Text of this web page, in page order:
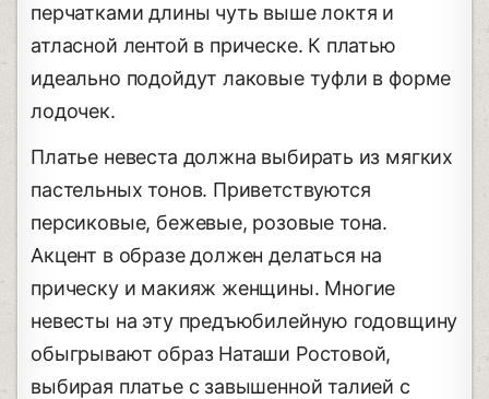
перчатками длины чуть выше локтя и
атласной лентой в прическе. К платью
идеально подойдут лаковые туфли в форме
лодочек.
Платье невеста должна выбирать из мягких
пастельных тонов. Приветствуются
персиковые, бежевые, розовые тона.
Акцент в образе должен делаться на
прическу и макияж женщины. Многие
невесты на эту предъюбилейную годовщину
обыгрывают образ Наташи Ростовой,
выбирая платье с завышенной талией с